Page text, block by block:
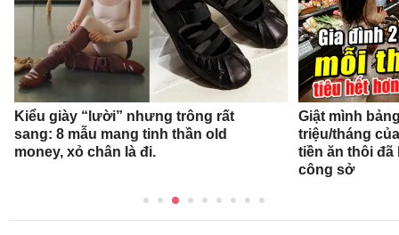
Kiểu giày “lười” nhưng trông rất
sang: 8 mẫu mang tinh thần old
money, xỏ chân là đi.
Giật mình
triệu/tháng
tiền ăn thôi
công sở